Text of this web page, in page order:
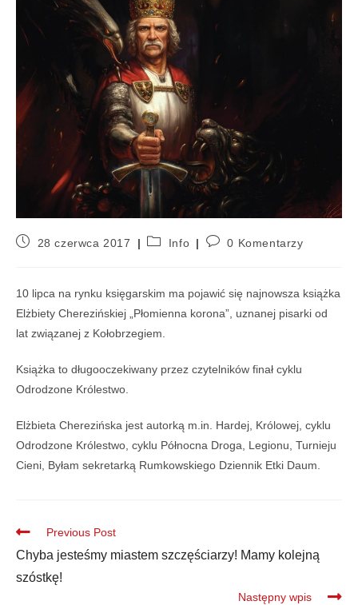
28 czerwca 2017 Info 0 Komentarzy
10 lipca na rynku księgarskim ma pojawić się najnowsza książka
Elżbiety Cherezińskiej „Płomienna korona”, uznanej pisarki od
lat związanej z Kołobrzegiem.
Książka to długooczekiwany przez czytelników finał cyklu
Odrodzone Królestwo.
Elżbieta Cherezińska jest autorką m.in. Hardej, Królowej, cyklu
Odrodzone Królestwo, cyklu Północna Droga, Legionu, Turnieju
Cieni, Byłam sekretarką Rumkowskiego Dziennik Etki Daum.
Previous Post
Chyba jesteśmy miastem szczęściarzy! Mamy kolejną
szóstkę!
Następny wpis